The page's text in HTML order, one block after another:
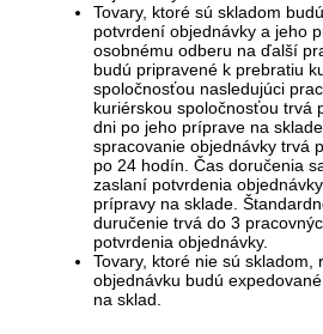
Tovary, ktoré sú skladom
potvrdení objednávky a jeho
osobnému odberu na ďalší
budú pripravené k prebratiu
spoločnosťou nasledujúci
kuriérskou spoločnosťou trvá
dni po jeho príprave na
spracovanie objednávky trvá
po 24 hodín. Čas doručenia
zaslaní potvrdenia
prípravy na sklade.
duručenie trvá do 3
potvrdenia objednávky.
Tovary, ktoré nie sú skladom,
objednávku budú
na sklad.